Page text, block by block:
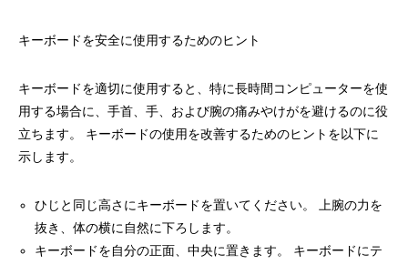
キーボードを安全に使用するためのヒント
キーボードを適切に使用すると、特に長時間コンピューターを使
用する場合に、手首、手、および腕の痛みやけがを避けるのに役
立ちます。 キーボードの使用を改善するためのヒントを以下に
示します。
ひじと同じ高さにキーボードを置いてください。 上腕の力を
抜き、体の横に自然に下ろします。
キーボードを自分の正面、中央に置きます。 キーボードにテ